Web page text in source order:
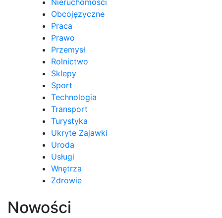
Nieruchomości
Obcojęzyczne
Praca
Prawo
Przemysł
Rolnictwo
Sklepy
Sport
Technologia
Transport
Turystyka
Ukryte Zajawki
Uroda
Usługi
Wnętrza
Zdrowie
Nowości